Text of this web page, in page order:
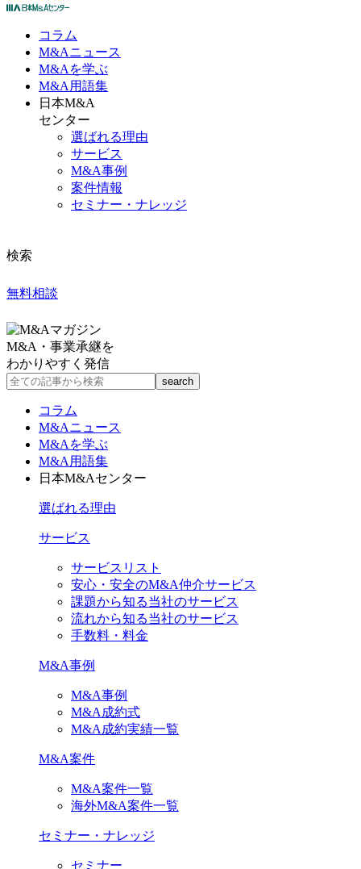
コラム
M&Aニュース
M&Aを学ぶ
M&A 用語集
日本M&A
センター
選ばれる理由
サービス
M&A事例
案件情報
セミナー・ナレッジ
検索
無料相談
M&A・事業承継を
わかりやすく発信
コラム
M&Aニュース
M&Aを学ぶ
M&A用語集
日本M&Aセンター
選ばれる理由
サービス
サービスリスト
安心・安全のM&A仲介サービス
課題から知る当社のサービス
流れから知る当社のサービス
手数料・料金
M&A事例
M&A事例
M&A成約式
M&A成約実績一覧
M&A案件
M&A案件一覧
海外M&A案件一覧
セミナー・ナレッジ
セミナー